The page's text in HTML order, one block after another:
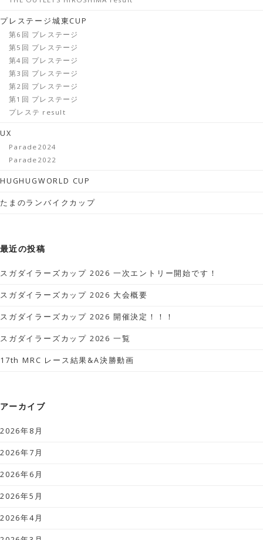
プレステージ城東CUP
第6回 プレステージ
第5回 プレステージ
第4回 プレステージ
第3回 プレステージ
第2回 プレステージ
第1回 プレステージ
プレステ result
UX
Parade2024
Parade2022
HUGHUGWORLD CUP
たまのランバイクカップ
最近の投稿
スガダイラーズカップ 2026 一次エントリー開始です！
スガダイラーズカップ 2026 大会概要
スガダイラーズカップ 2026 開催決定！！！
スガダイラーズカップ 2026 一覧
17th MRC レース結果&A決勝動画
アーカイブ
2026年8月
2026年7月
2026年6月
2026年5月
2026年4月